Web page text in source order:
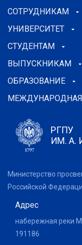
СОТРУДНИКАМ
УНИВЕРСИТЕТ
СТУДЕНТАМ
ВЫПУСКНИКАМ
ОБРАЗОВАНИЕ
РГПУ
ИМ. А.
Министерство
Российской
Адрес
набережная реки
191186